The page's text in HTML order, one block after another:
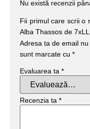
Nu există recenzii
Fii primul care scrii o
Alba Thassos de
Adresa ta de email
sunt marcate cu *
Evaluarea ta *
Recenzia ta *